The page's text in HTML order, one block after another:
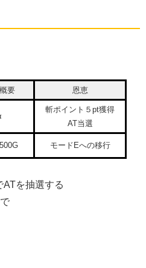
要 恩恵
斬ポイント５pt獲得
AT当選
モードEへの移行
を抽選する